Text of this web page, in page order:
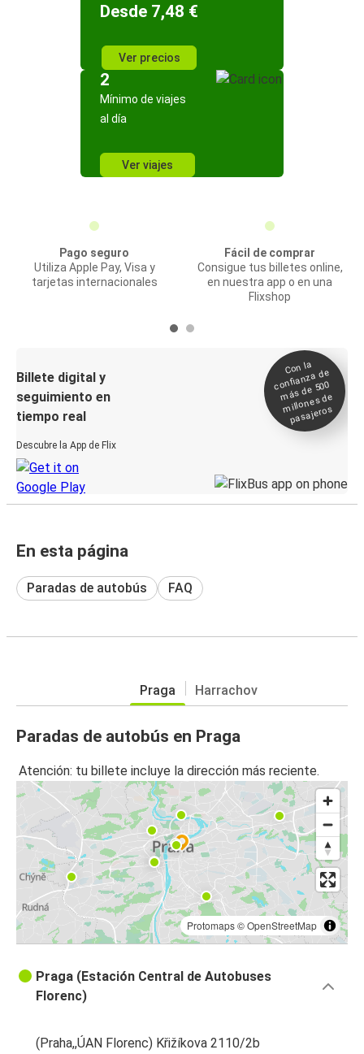
Desde 7,48 €
Ver precios
2
Mínimo de viajes
al día
Ver viajes
Pago seguro
Utiliza Apple Pay, Visa y
tarjetas internacionales
Fácil de comprar
Consigue tus billetes online,
en nuestra app o en una
Flixshop
Billete digital y
seguimiento en
tiempo real
Descubre la App de Flix
Con la
confianza de
más de 500
millones de
pasajeros
En esta página
Paradas de autobús FAQ
Praga Harrachov
Paradas de autobús en Praga
Atención: tu billete incluye la dirección más reciente.
Protomaps©OpenStreetMap
Praga (Estación Central de Autobuses
Florenc)
(Praha,,ÚAN Florenc) Křižíkova 2110/2b